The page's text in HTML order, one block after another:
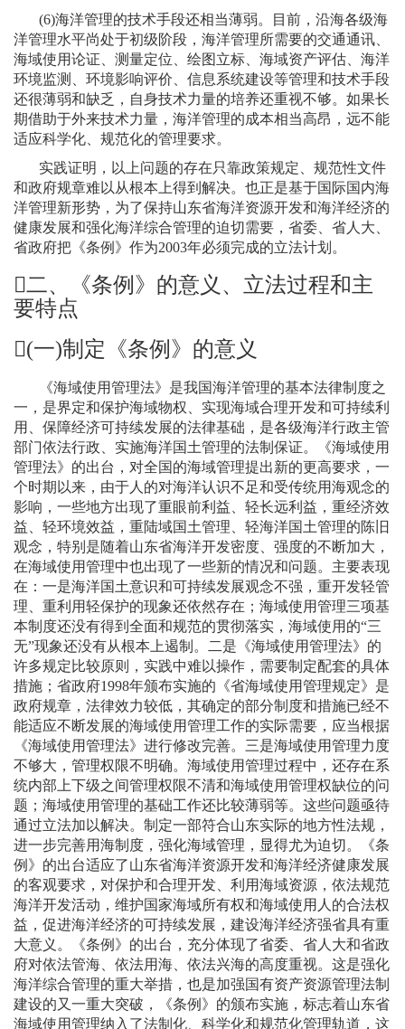
(6)海洋管理的技术手段还相当薄弱。目前，沿海各级海
洋管理水平尚处于初级阶段，海洋管理所需要的交通通讯、
海域使用论证、测量定位、绘图立标、海域资产评估、海洋
环境监测、环境影响评价、信息系统建设等管理和技术手段
还很薄弱和缺乏，自身技术力量的培养还重视不够。如果长
期借助于外来技术力量，海洋管理的成本相当高昂，远不能
适应科学化、规范化的管理要求。
实践证明，以上问题的存在只靠政策规定、规范性文件
和政府规章难以从根本上得到解决。也正是基于国际国内海
洋管理新形势，为了保持山东省海洋资源开发和海洋经济的
健康发展和强化海洋综合管理的迫切需要，省委、省人大、
省政府把《条例》作为2003年必须完成的立法计划。
二、《条例》的意义、立法过程和主
要特点
(一)制定《条例》的意义
《海域使用管理法》是我国海洋管理的基本法律制度之
一，是界定和保护海域物权、实现海域合理开发和可持续利
用、保障经济可持续发展的法律基础，是各级海洋行政主管
部门依法行政、实施海洋国土管理的法制保证。《海域使用
管理法》的出台，对全国的海域管理提出新的更高要求，一
个时期以来，由于人的对海洋认识不足和受传统用海观念的
影响，一些地方出现了重眼前利益、轻长远利益，重经济效
益、轻环境效益，重陆域国土管理、轻海洋国土管理的陈旧
观念，特别是随着山东省海洋开发密度、强度的不断加大，
在海域使用管理中也出现了一些新的情况和问题。主要表现
在：一是海洋国土意识和可持续发展观念不强，重开发轻管
理、重利用轻保护的现象还依然存在；海域使用管理三项基
本制度还没有得到全面和规范的贯彻落实，海域使用的“三
无”现象还没有从根本上遏制。二是《海域使用管理法》的
许多规定比较原则，实践中难以操作，需要制定配套的具体
措施；省政府1998年颁布实施的《省海域使用管理规定》是
政府规章，法律效力较低，其确定的部分制度和措施已经不
能适应不断发展的海域使用管理工作的实际需要，应当根据
《海域使用管理法》进行修改完善。三是海域使用管理力度
不够大，管理权限不明确。海域使用管理过程中，还存在系
统内部上下级之间管理权限不清和海域使用管理权缺位的问
题；海域使用管理的基础工作还比较薄弱等。这些问题亟待
通过立法加以解决。制定一部符合山东实际的地方性法规，
进一步完善用海制度，强化海域管理，显得尤为迫切。《条
例》的出台适应了山东省海洋资源开发和海洋经济健康发展
的客观要求，对保护和合理开发、利用海域资源，依法规范
海洋开发活动，维护国家海域所有权和海域使用人的合法权
益，促进海洋经济的可持续发展，建设海洋经济强省具有重
大意义。《条例》的出台，充分体现了省委、省人大和省政
府对依法管海、依法用海、依法兴海的高度重视。这是强化
海洋综合管理的重大举措，也是加强国有资产资源管理法制
建设的又一重大突破，《条例》的颁布实施，标志着山东省
海域使用管理纳入了法制化、科学化和规范化管理轨道，这